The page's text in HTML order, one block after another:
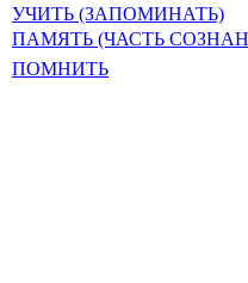
УЧИТЬ (ЗАПОМИНАТЬ)
ПАМЯТЬ (ЧАСТЬ
ПОМНИТЬ